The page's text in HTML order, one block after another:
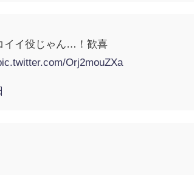
イイ役じゃん…！歓喜
Orj2mouZXa